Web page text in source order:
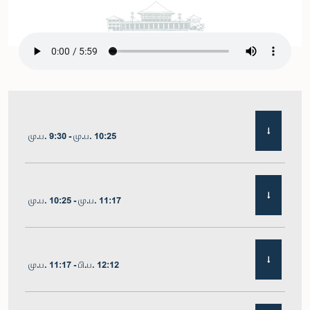
மு.ப. 9:30 - மு.ப. 10:25
மு.ப. 10:25 - மு.ப. 11:17
மு.ப. 11:17 - பி.ப. 12:12